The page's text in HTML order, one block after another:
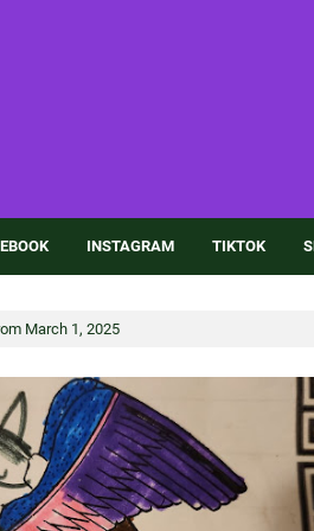
INSTAGRAM TIKTOK
March 1, 2025